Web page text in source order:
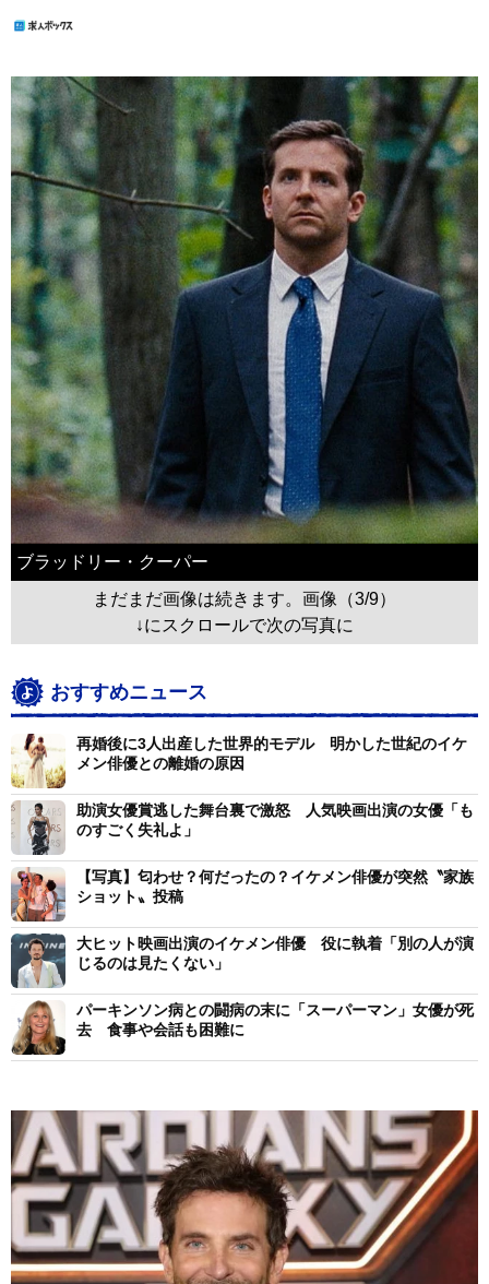
ブラッドリー・クーパー
まだまだ画像は続きます。画像（3/9）
↓にスクロールで次の写真に
おすすめニュース
再婚後に3人出産した世界的モデル 明かした世紀のイケ
メン俳優との離婚の原因
助演女優賞逃した舞台裏で激怒 人気映画出演の女優「も
のすごく失礼よ」
【写真】匂わせ？何だったの？イケメン俳優が突然〝家族
ショット〟投稿
大ヒット映画出演のイケメン俳優 役に執着「別の人が演
じるのは見たくない」
パーキンソン病との闘病の末に「スーパーマン」女優が死
去 食事や会話も困難に